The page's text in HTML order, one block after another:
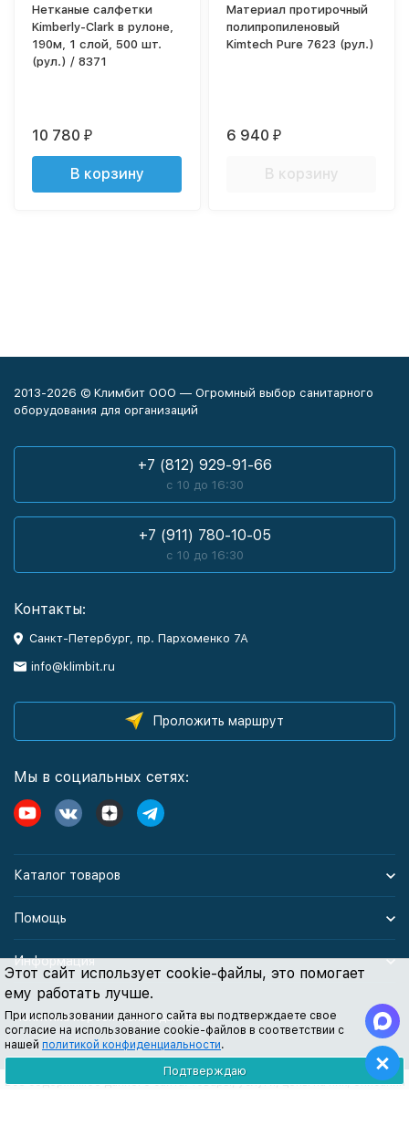
Этот сайт использует cookie-файлы, это помогает
ему работать лучше.
При использовании данного сайта вы подтверждаете свое
согласие на использование cookie-файлов в соответствии с
нашей политикой конфиденциальности.
Подтверждаю
Нетканые салфетки
Kimberly-Clark в рулоне,
190м, 1 слой, 500 шт.
(рул.) / 8371
10 780₽
В корзину
Материал протирочный
полипропиленовый
Kimtech Pure 7623 (рул.)
6 940₽
В корзину
2013-2026 © Климбит ООО — Огромный выбор санитарного
оборудования для организаций
+7 (812) 929-91-66
с 10 до 16:30
+7 (911) 780-10-05
с 10 до 16:30
Контакты:
Санкт-Петербург, пр. Пархоменко 7А
info@klimbit.ru
Проложить маршрут
Мы в социальных сетях:
Каталог товаров
Помощь
Информация
Политика персональных данных
Все содержимое данного сайта: товары, услуги, цены на них, описания